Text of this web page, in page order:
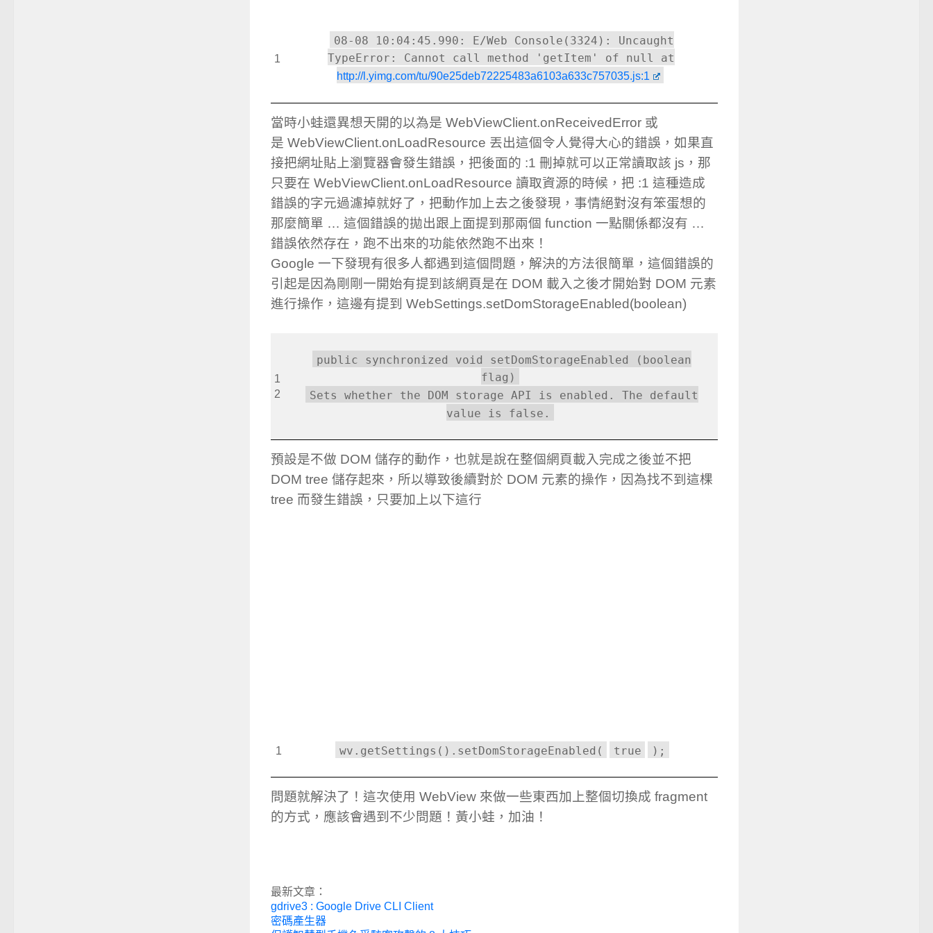
1
08-08 10:04:45.990: E/Web Console(3324): Uncaught
TypeError: Cannot call method 'getItem' of null at
http://l.yimg.com/tu/90e25deb72225483a6103a633c757035.js:1
當時小蛙還異想天開的以為是 WebViewClient.onReceivedError 或
是 WebViewClient.onLoadResource 丟出這個令人覺得大心的錯誤，如果直
接把網址貼上瀏覽器會發生錯誤，把後面的 :1 刪掉就可以正常讀取該 js，那
只要在 WebViewClient.onLoadResource 讀取資源的時候，把 :1 這種造成
錯誤的字元過濾掉就好了，把動作加上去之後發現，事情絕對沒有笨蛋想的
那麼簡單 … 這個錯誤的拋出跟上面提到那兩個 function 一點關係都沒有 …
錯誤依然存在，跑不出來的功能依然跑不出來！
Google 一下發現有很多人都遇到這個問題，解決的方法很簡單，這個錯誤的
引起是因為剛剛一開始有提到該網頁是在 DOM 載入之後才開始對 DOM 元素
進行操作，這邊有提到 WebSettings.setDomStorageEnabled(boolean)
1
2
public synchronized void setDomStorageEnabled (boolean
flag)
Sets whether the DOM storage API is enabled. The default
value is false.
預設是不做 DOM 儲存的動作，也就是說在整個網頁載入完成之後並不把
DOM tree 儲存起來，所以導致後續對於 DOM 元素的操作，因為找不到這棵
tree 而發生錯誤，只要加上以下這行
1 wv.getSettings().setDomStorageEnabled( true );
問題就解決了！這次使用 WebView 來做一些東西加上整個切換成 fragment
的方式，應該會遇到不少問題！黃小蛙，加油！
最新文章：
gdrive3 : Google Drive CLI Client
密碼產生器